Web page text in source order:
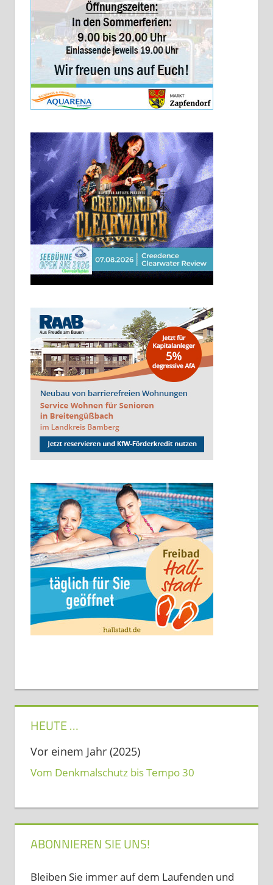
HEUTE …
Vor einem Jahr (2025)
Vom Denkmalschutz bis Tempo 30
ABONNIEREN SIE UNS!
Bleiben Sie immer auf dem Laufenden und